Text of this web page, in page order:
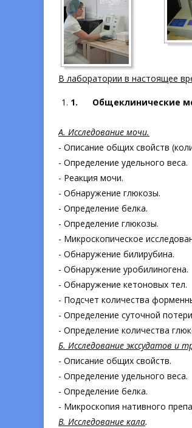
В лаборатории в настоящее
1. Общеклинические
А. Исследование мочи.
- Описание общих свойств
- Определение удельного веса.
- Реакция мочи.
- Обнаружение глюкозы.
- Определение белка.
- Определение глюкозы.
- Микроскопическое
- Обнаружение билирубина.
- Обнаружение уробилиногена.
- Обнаружение кетоновых тел.
- Подсчет количества
- Определение суточной
- Определение количества
Б. Исследование экссудатов и
- Описание общих свойств.
- Определение удельного веса.
- Определение белка.
- Микроскопия нативного
В. Исследование кала.